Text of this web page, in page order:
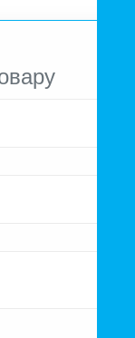
запахів
з унітазу
з якісного
двигун,
знімається
мм (у